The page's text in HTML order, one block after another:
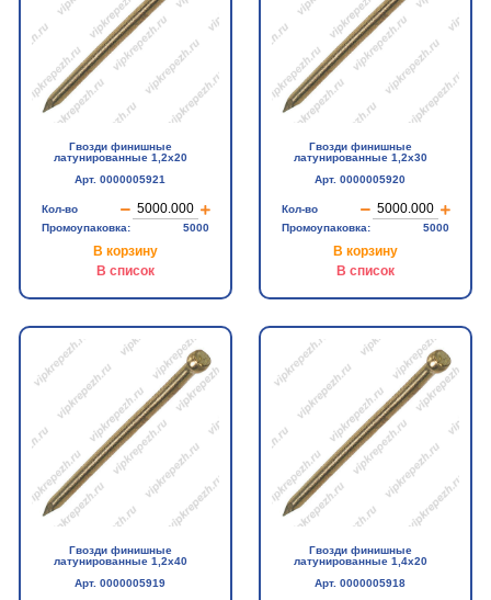
Гвозди финишные
латунированные 1,2х20
Арт. 0000005921
Кол-во
Промоупаковка:
5000
В корзину
В список
Гвозди финишные
латунированные 1,2х30
Арт. 0000005920
Кол-во
Промоупаковка:
5000
В корзину
В список
Гвозди финишные
латунированные 1,2х40
Арт. 0000005919
Гвозди финишные
латунированные 1,4х20
Арт. 0000005918